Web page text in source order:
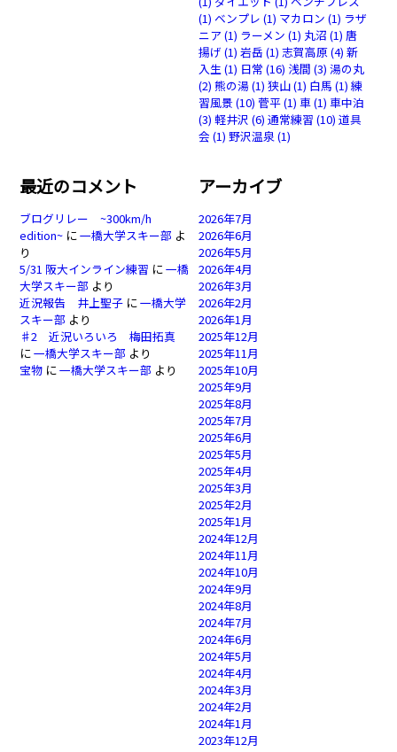
(1) ベンプレ (1) マカロン (1) ラザ
ニア (1) ラーメン (1) 丸沼 (1) 唐
揚げ (1) 岩岳 (1) 志賀高原(4) 新
入生(1) 日常 (16) 浅間 (3) 湯の丸
(2) 熊の湯(1) 狭山(1) 白馬 (1) 練
習風景(10) 菅平(1) 車(1) 車中泊
(3) 軽井沢 (6) 通常練習 (10) 道具
会 (1) 野沢温泉(1)
最近のコメント
ブログリレー ~300km/h
edition~ に一橋大学スキー部 よ
り
5/31 阪大インライン練習 に一橋
大学スキー部 より
近況報告 井上聖子 に一橋大学
スキー部 より
♯2 近況いろいろ 梅田拓真
に一橋大学スキー部 より
宝物 に一橋大学スキー部 より
アーカイブ
2026年7月
2026年6月
2026年5月
2026年4月
2026年3月
2026年2月
2026年1月
2025年12月
2025年11月
2025年10月
2025年9月
2025年8月
2025年7月
2025年6月
2025年5月
2025年4月
2025年3月
2025年2月
2025年1月
2024年12月
2024年11月
2024年10月
2024年9月
2024年8月
2024年7月
2024年6月
2024年5月
2024年4月
2024年3月
2024年2月
2024年1月
2023年12月